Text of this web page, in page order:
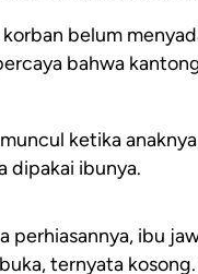
belum
bahwa
ketika
dipakai ibunya.
perhiasannya, ibu
ternyata